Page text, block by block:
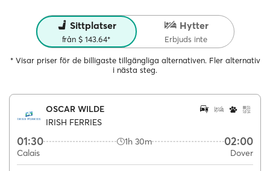
Sittplatser
från $ 143.64*
Hytter
Erbjuds inte
* Visar priser för de billigaste tillgängliga alternativen. Fler alternativ
i nästa steg.
OSCAR WILDE
IRISH FERRIES
01:30 1h 30m 02:00
Calais Dover